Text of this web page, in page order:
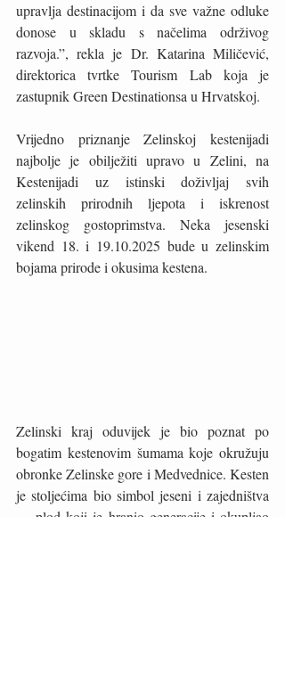
upravlja destinacijom i da sve važne odluke
donose u skladu s načelima održivog
razvoja.”, rekla je Dr. Katarina Miličević,
direktorica tvrtke Tourism Lab koja je
zastupnik Green Destinationsa u Hrvatskoj.
Vrijedno priznanje Zelinskoj kestenijadi
najbolje je obilježiti upravo u Zelini, na
Kestenijadi uz istinski doživljaj svih
zelinskih prirodnih ljepota i iskrenost
zelinskog gostoprimstva. Neka jesenski
vikend 18. i 19.10.2025 bude u zelinskim
bojama prirode i okusima kestena.
Zelinski kraj oduvijek je bio poznat po
bogatim kestenovim šumama koje okružuju
obronke Zelinske gore i Medvednice. Kesten
je stoljećima bio simbol jeseni i zajedništva
— plod koji je hranio generacije i okupljao